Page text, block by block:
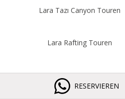
Lara Tazı Canyon Touren
Lara Rafting Touren
RESERVIEREN